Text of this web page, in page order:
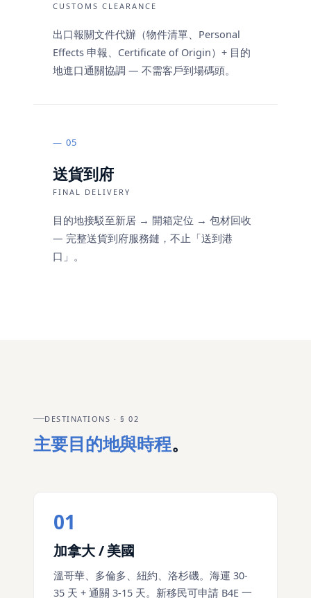
CUSTOMS CLEARANCE
出口報關文件代辦（物件清單、Personal
Effects 申報、Certificate of Origin）+ 目的
地進口通關協調 — 不需客戶到場碼頭。
05
送貨到府
FINAL DELIVERY
目的地接駁至新居 → 開箱定位 → 包材回收
— 完整送貨到府服務鏈，不止「送到港
口」。
DESTINATIONS · § 02
主要目的地與時程。
01
加拿大 / 美國
溫哥華、多倫多、紐約、洛杉磯。海運 30-
35 天 + 通關 3-15 天。新移民可申請 B4E 一